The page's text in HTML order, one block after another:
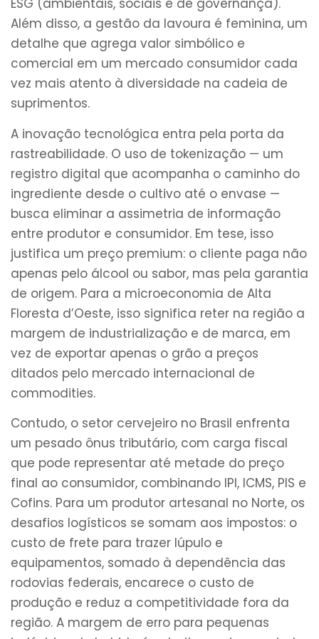
ESG (ambientais, sociais e de governança).
Além disso, a gestão da lavoura é feminina, um
detalhe que agrega valor simbólico e
comercial em um mercado consumidor cada
vez mais atento à diversidade na cadeia de
suprimentos.
A inovação tecnológica entra pela porta da
rastreabilidade. O uso de tokenização — um
registro digital que acompanha o caminho do
ingrediente desde o cultivo até o envase —
busca eliminar a assimetria de informação
entre produtor e consumidor. Em tese, isso
justifica um preço premium: o cliente paga não
apenas pelo álcool ou sabor, mas pela garantia
de origem. Para a microeconomia de Alta
Floresta d’Oeste, isso significa reter na região a
margem de industrialização e de marca, em
vez de exportar apenas o grão a preços
ditados pelo mercado internacional de
commodities.
Contudo, o setor cervejeiro no Brasil enfrenta
um pesado ônus tributário, com carga fiscal
que pode representar até metade do preço
final ao consumidor, combinando IPI, ICMS, PIS e
Cofins. Para um produtor artesanal no Norte, os
desafios logísticos se somam aos impostos: o
custo de frete para trazer lúpulo e
equipamentos, somado à dependência das
rodovias federais, encarece o custo de
produção e reduz a competitividade fora da
região. A margem de erro para pequenas